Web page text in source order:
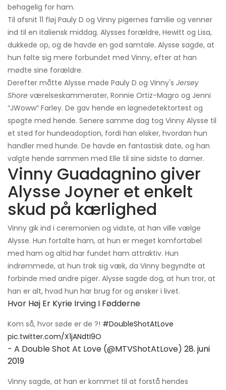
behagelig for ham.
Til afsnit 11 fløj Pauly D og Vinny pigernes familie og venner
ind til en italiensk middag. Alysses forældre, Hewitt og Lisa,
dukkede op, og de havde en god samtale. Alysse sagde, at
hun følte sig mere forbundet med Vinny, efter at han
mødte sine forældre.
Derefter måtte Alysse møde Pauly D og Vinny's Jersey
Shore værelseskammerater, Ronnie Ortiz-Magro og Jenni
“JWoww” Farley. De gav hende en løgnedetektortest og
spøgte med hende. Senere samme dag tog Vinny Alysse til
et sted for hundeadoption, fordi han elsker, hvordan hun
handler med hunde. De havde en fantastisk date, og han
valgte hende sammen med Elle til sine sidste to damer.
Vinny Guadagnino giver
Alysse Joyner et enkelt
skud på kærlighed
Vinny gik ind i ceremonien og vidste, at han ville vælge
Alysse. Hun fortalte ham, at hun er meget komfortabel
med ham og altid har fundet ham attraktiv. Hun
indrømmede, at hun trak sig væk, da Vinny begyndte at
forbinde med andre piger. Alysse sagde dog, at hun tror, ​​at
han er alt, hvad hun har brug for og ønsker i livet.
Hvor Høj Er Kyrie Irving I Fødderne
Kom så, hvor søde er de ?! #DoubleShotAtLove
pic.twitter.com/X1jANdtI9O
- A Double Shot At Love (@MTVShotAtLove) 28. juni
2019
Vinny sagde, at han er kommet til at forstå hendes